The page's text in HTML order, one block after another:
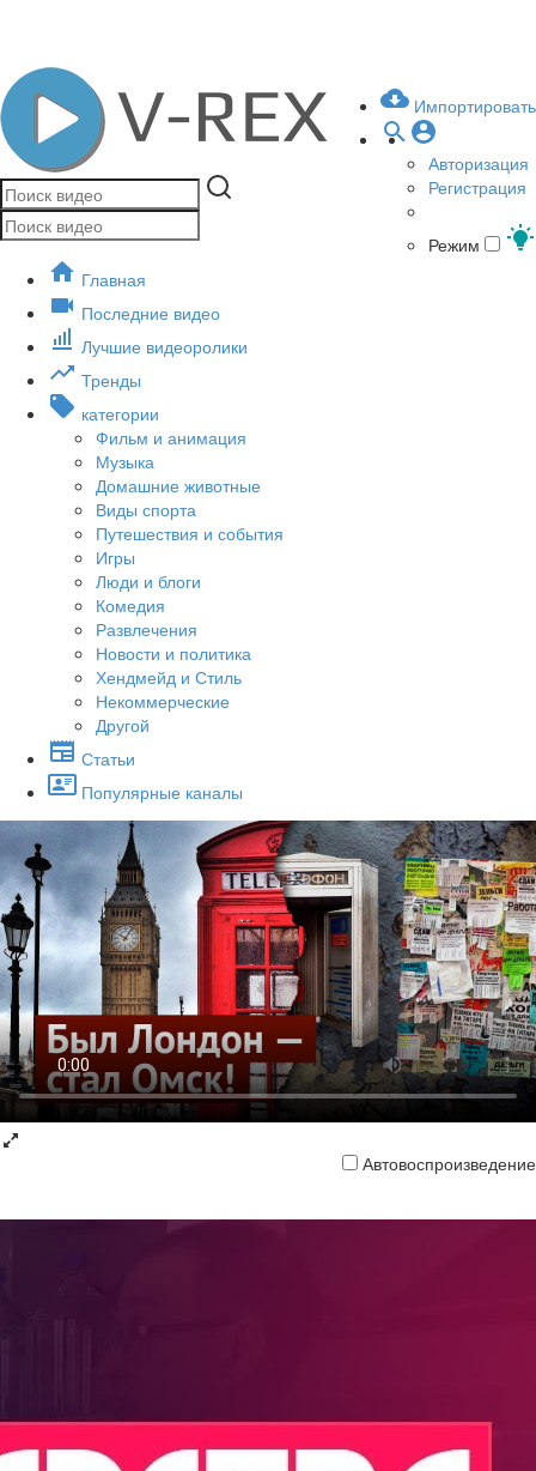
Импортировать
Авторизация
Регистрация
Режим
Главная
Последние видео
Лучшие видеоролики
Тренды
категории
Фильм и анимация
Музыка
Домашние животные
Виды спорта
Путешествия и события
Игры
Люди и блоги
Комедия
Развлечения
Новости и политика
Хендмейд и Стиль
Некоммерческие
Другой
Статьи
Популярные каналы
Автовоспроизведение